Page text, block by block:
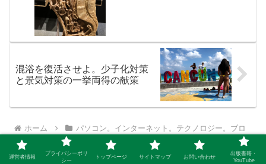
混浴を復活させよ。少子化対策
と景気対策の一挙両得の献策
ホーム
パソコン。インターネット。テクノロジー。ブロ
グ
運営者情報
プライバシーポリ
シー
トップページ サイトマップ お問い合わせ
出版書籍・
YouTube